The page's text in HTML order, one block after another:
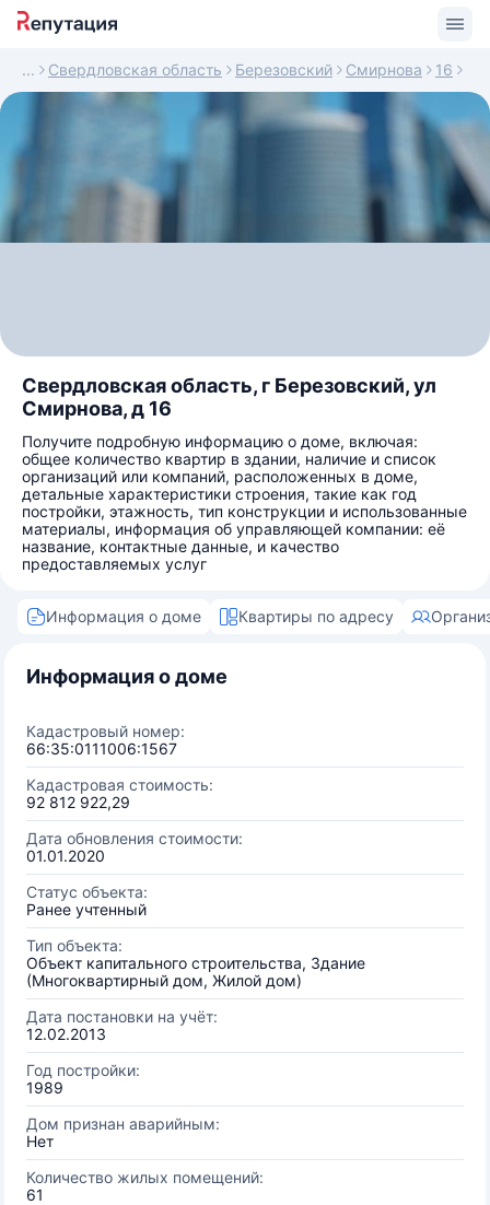
Свердловская область Березовский Смирнова 16
Свердловская область, г Березовский, ул
Смирнова, д 16
Получите подробную информацию о доме, включая:
общее количество квартир в здании, наличие и список
организаций или компаний, расположенных в доме,
детальные характеристики строения, такие как год
постройки, этажность, тип конструкции и использованные
материалы, информация об управляющей компании: её
название, контактные данные, и качество
предоставляемых услуг
Информация о доме Квартиры по адресу
Информация о доме
Кадастровый номер:
66:35:0111006:1567
Кадастровая стоимость:
92 812 922,29
Дата обновления стоимости:
01.01.2020
Статус объекта:
Ранее учтенный
Тип объекта:
Объект капитального строительства, Здание
(Многоквартирный дом, Жилой дом)
Дата постановки на учёт:
12.02.2013
Год постройки:
1989
Дом признан аварийным:
Нет
Количество жилых помещений:
61